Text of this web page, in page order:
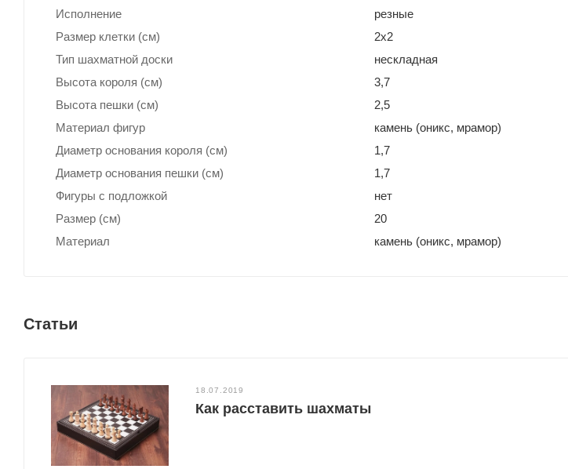
Исполнение
резные
Размер клетки (см)
2х2
Тип шахматной доски
нескладная
Высота короля (см)
3,7
Высота пешки (см)
2,5
Материал фигур
камень (оникс, мрамор)
Диаметр основания короля (см)
1,7
Диаметр основания пешки (см)
1,7
Фигуры с подложкой
нет
Размер (см)
20
Материал
камень (оникс, мрамор)
Статьи
18.07.2019
Как расставить шахматы